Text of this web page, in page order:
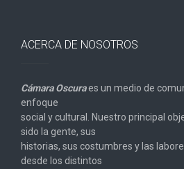
ACERCA DE NOSOTROS
Cámara Oscuraes un medio de
enfoque
social y cultural. Nuestro principal
sido la gente, sus
historias, sus costumbres y las
desde los distintos